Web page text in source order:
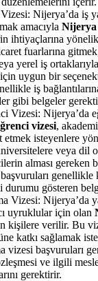
Nijerya’da iş
amacıyla Nijerya
ihtiyaçlarına
fuarlarına
yerel iş
uygun bir
iş
gibi belgeler
Vizesi: Nijerya’da
vizesi,
etmek isteyenlere
veya dil
alması gereken
gösteren
Vizesi: Nijerya’da
uyruklular için olan
kişilere verilir. Bu
katkı sağlamak
vizesi başvuruları
ve ilgili
gerektirir.